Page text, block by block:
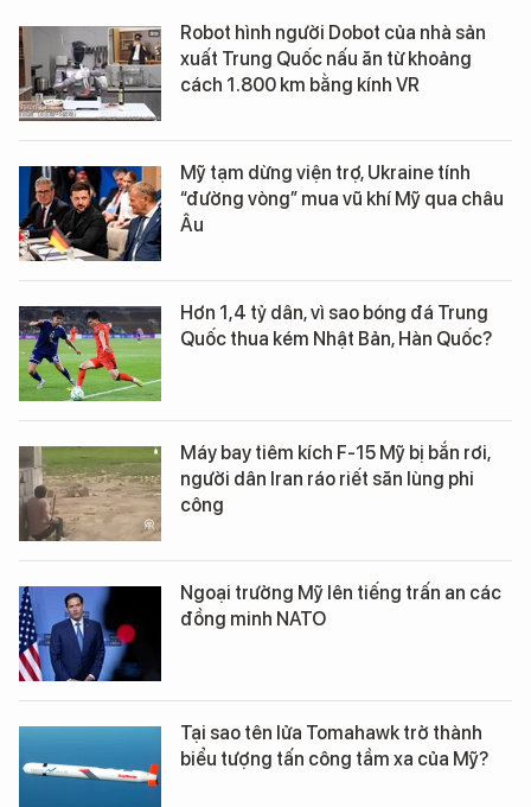
Robot hình người Dobot của nhà sản
xuất Trung Quốc nấu ăn từ khoảng
cách 1.800 km bằng kính VR
Mỹ tạm dừng viện trợ, Ukraine tính
“đường vòng” mua vũ khí Mỹ qua châu
Âu
Hơn 1,4 tỷ dân, vì sao bóng đá Trung
Quốc thua kém Nhật Bản, Hàn Quốc?
Máy bay tiêm kích F-15 Mỹ bị bắn rơi,
người dân Iran ráo riết săn lùng phi
công
Ngoại trưởng Mỹ lên tiếng trấn an các
đồng minh NATO
Tại sao tên lửa Tomahawk trở thành
biểu tượng tấn công tầm xa của Mỹ?